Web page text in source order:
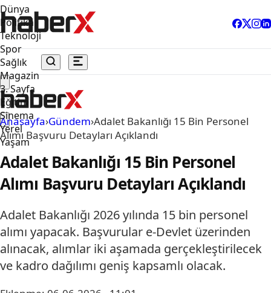
Dünya
Politika
Teknoloji
Spor
Sağlık
Magazin
3. Sayfa
Eğitim
Sinema
Yerel
Yaşam
Anasayfa›Gündem›Adalet Bakanlığı 15 Bin Personel
Alımı Başvuru Detayları Açıklandı
Adalet Bakanlığı 15 Bin Personel
Alımı Başvuru Detayları Açıklandı
Adalet Bakanlığı 2026 yılında 15 bin personel
alımı yapacak. Başvurular e-Devlet üzerinden
alınacak, alımlar iki aşamada gerçekleştirilecek
ve kadro dağılımı geniş kapsamlı olacak.